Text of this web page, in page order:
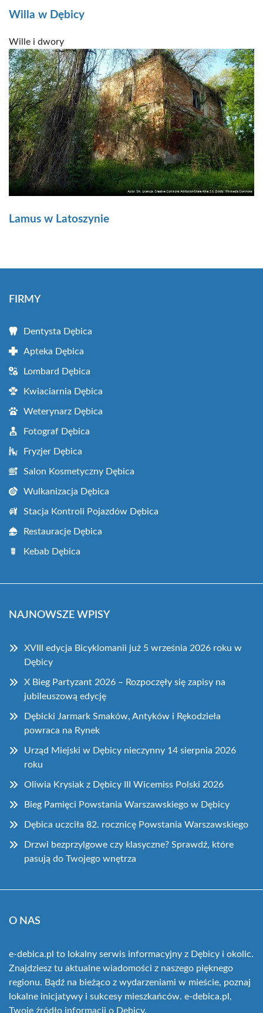
Willa w Dębicy
Wille i dwory
Lamus w Latoszynie
FIRMY
Dentysta Dębica
Apteka Dębica
Lombard Dębica
Kwiaciarnia Dębica
Weterynarz Dębica
Fotograf Dębica
Fryzjer Dębica
Salon Kosmetyczny Dębica
Wulkanizacja Dębica
Stacja Kontroli Pojazdów Dębica
Restauracje Dębica
Kebab Dębica
NAJNOWSZE WPISY
XVIII edycja Bicyklomanii już 5 września 2026 roku w
Dębicy
X Bieg Partyzant 2026 – Rozpoczęły się zapisy na
jubileuszową edycję
Dębicki Jarmark Smaków, Antyków i Rękodzieła
powraca na Rynek
Urząd Miejski w Dębicy nieczynny 14 sierpnia 2026
roku
Oliwia Krysiak z Dębicy III Wicemiss Polski 2026
Bieg Pamięci Powstania Warszawskiego w Dębicy
Dębica uczciła 82. rocznicę Powstania Warszawskiego
Drzwi bezprzylgowe czy klasyczne? Sprawdź, które
pasują do Twojego wnętrza
O NAS
e-debica.pl to lokalny serwis informacyjny z Dębicy i okolic.
Znajdziesz tu aktualne wiadomości z naszego pięknego
regionu. Bądź na bieżąco z wydarzeniami w mieście, poznaj
lokalne inicjatywy i sukcesy mieszkańców. e-debica.pl,
Twoje źródło informacji o Dębicy.